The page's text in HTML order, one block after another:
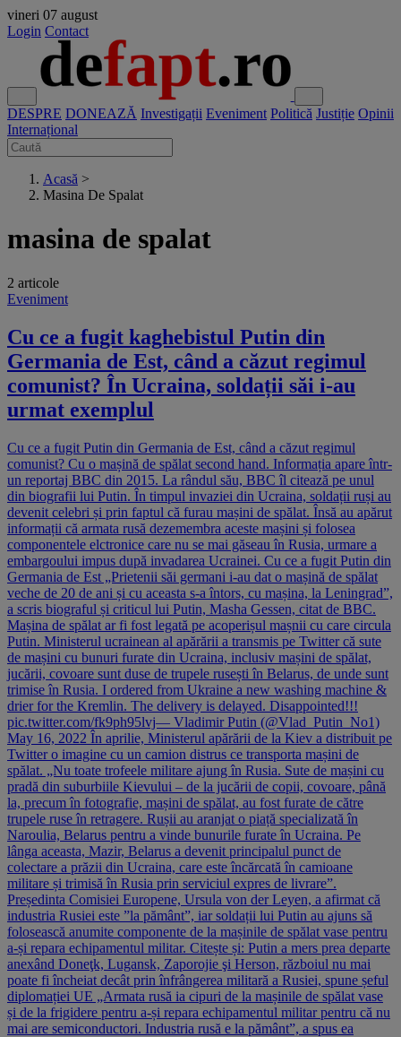
vineri 07 august
Login Contact
DESPRE DONEAZĂ Investigații Eveniment Politică Justiție Opinii
Internațional
Acasă >
Masina De Spalat
masina de spalat
2 articole
Eveniment
Cu ce a fugit kaghebistul Putin din
Germania de Est, când a căzut regimul
comunist? În Ucraina, soldații săi i-au
urmat exemplul
Cu ce a fugit Putin din Germania de Est, când a căzut regimul
comunist? Cu o mașină de spălat second hand. Informația apare într-
un reportaj BBC din 2015. La rândul său, BBC îl citează pe unul
din biografii lui Putin. În timpul invaziei din Ucraina, soldații ruși au
devenit celebri și prin faptul că furau mașini de spălat. Însă au apărut
informații că armata rusă dezemembra aceste mașini și folosea
componentele elctronice care nu se mai găseau în Rusia, urmare a
embargoului impus după invadarea Ucrainei. Cu ce a fugit Putin din
Germania de Est „Prietenii săi germani i-au dat o mașină de spălat
veche de 20 de ani și cu aceasta s-a întors, cu mașina, la Leningrad”,
a scris biograful și criticul lui Putin, Masha Gessen, citat de BBC.
Mașina de spălat ar fi fost legată pe acoperișul mașnii cu care circula
Putin. Ministerul ucrainean al apărării a transmis pe Twitter că sute
de mașini cu bunuri furate din Ucraina, inclusiv mașini de spălat,
jucării, covoare sunt duse de trupele rusești în Belarus, de unde sunt
trimise în Rusia. I ordered from Ukraine a new washing machine &
drier for the Kremlin. The delivery is delayed. Disappointed!!!
pic.twitter.com/fk9ph95lvj— Vladimir Putin (@Vlad_Putin_No1)
May 16, 2022 În aprilie, Ministerul apărării de la Kiev a distribuit pe
Twitter o imagine cu un camion distrus ce transporta mașini de
spălat. „Nu toate trofeele militare ajung în Rusia. Sute de mașini cu
pradă din suburbiile Kievului – de la jucării de copii, covoare, până
la, precum în fotografie, mașini de spălat, au fost furate de către
trupele ruse în retragere. Rușii au aranjat o piață specializată în
Naroulia, Belarus pentru a vinde bunurile furate în Ucraina. Pe
lânga aceasta, Mazir, Belarus a devenit principalul punct de
colectare a prăzii din Ucraina, care este încărcată în camioane
militare și trimisă în Rusia prin serviciul expres de livrare”.
Președinta Comisiei Europene, Ursula von der Leyen, a afirmat că
industria Rusiei este ”la pământ”, iar soldații lui Putin au ajuns să
folosească anumite componente de la mașinile de spălat vase pentru
a-și repara echipamentul militar. Citește și: Putin a mers prea departe
anexând Doneţk, Lugansk, Zaporojie şi Herson, războiul nu mai
poate fi încheiat decât prin înfrângerea militară a Rusiei, spune șeful
diplomației UE „Armata rusă ia cipuri de la mașinile de spălat vase
și de la frigidere pentru a-și repara echipamentul militar pentru că nu
mai are semiconductori. Industria rusă e la pământ”, a spus ea